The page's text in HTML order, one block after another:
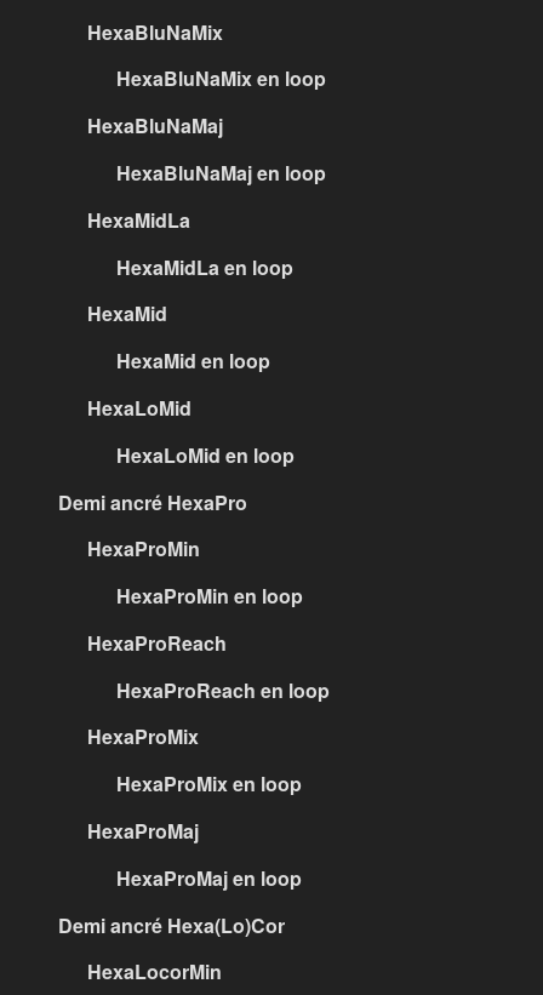
HexaBluNaMix
HexaBluNaMix en loop
HexaBluNaMaj
HexaBluNaMaj en loop
HexaMidLa
HexaMidLa en loop
HexaMid
HexaMid en loop
HexaLoMid
HexaLoMid en loop
Demi ancré HexaPro
HexaProMin
HexaProMin en loop
HexaProReach
HexaProReach en loop
HexaProMix
HexaProMix en loop
HexaProMaj
HexaProMaj en loop
Demi ancré Hexa(Lo)Cor
HexaLocorMin